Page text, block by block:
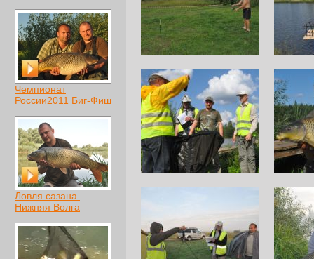
Чемпионат
России2011 Биг-Фиш
Ловля сазана.
Нижняя Волга